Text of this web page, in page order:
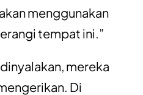
menggunakan
tempat ini.”
mereka
Di